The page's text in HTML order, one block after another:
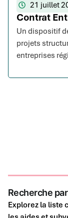
21 juillet
Contrat
Un dispositif
projets
entreprises
Recherche
Explorez la liste